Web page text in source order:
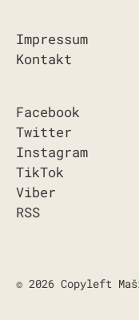
Impressum
Kontakt
Facebook
Twitter
Instagram
TikTok
Viber
RSS
© 2026 Copyleft